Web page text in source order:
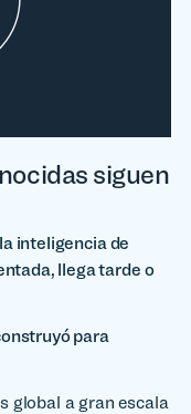
siguen
inteligencia de
llega tarde o
para
global a gran escala